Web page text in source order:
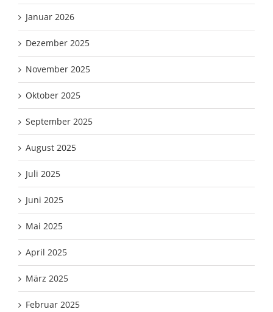
Januar 2026
Dezember 2025
November 2025
Oktober 2025
September 2025
August 2025
Juli 2025
Juni 2025
Mai 2025
April 2025
März 2025
Februar 2025